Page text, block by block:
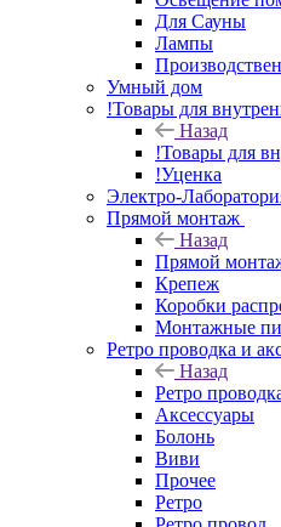
Для Сауны
Лампы
Умный дом
!Товары для
Назад
!Товары для
!Уценка
Электро-
Прямой монтаж
Назад
Прямой
Крепеж
Коробки
Монтажные
Ретро проводка и
Назад
Ретро
Аксессуары
Болонь
Виви
Прочее
Ретро